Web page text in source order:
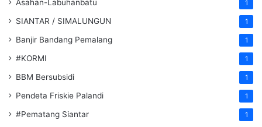
Asahan-Labuhanbatu 1
SIANTAR / SIMALUNGUN 1
Banjir Bandang Pemalang 1
#KORMI 1
BBM Bersubsidi 1
Pendeta Friskie Palandi 1
#Pematang Siantar 1